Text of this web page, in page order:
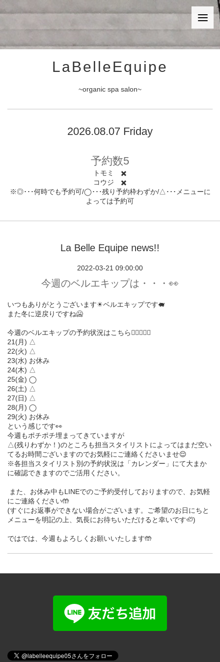
LaBelleEquipe
~organic spa salon~
2026.08.07 Friday
予約数5
トモミ ✖️
コウジ ✖️
※◎･･･何時でも予約可/◯･･･残り予約枠わずか/△･･･メニューに
よっては予約可
La Belle Equipe news!!
2022-03-21 09:00:00
今週のベルエキップは・・・👀
いつもありがとうございます☀︎ベルエキップです🐖
また冬に逆戻りですね🥶
今週のベルエキップの予約状況はこちら💁🏻‍♀️💁‍♂️
21(月) △
22(火) △
23(水) お休み
24(木) △
25(金) ◯
26(土) △
27(日) △
28(月) ◯
29(火) お休み
という感じです👀
今週もポチポチ埋まってきていますが
△(残りわずか！)のところも担当スタイリストによってはまだ空い
てるお時間ございますのでお気軽にご連絡くださいませ😌
※各担当スタイリスト別の予約状況は「カレンダー」にて大まか
に確認できますのでご活用ください。
また、お休み中もLINEでのご予約受付しておりますので、お気軽
にご連絡ください🤲
(すぐにお返事ができない場合がございます。ご希望のお日にちと
メニューを明記の上、気長にお待ちいただけると幸いです🦥)
ではでは、今週もよろしくお願いいたします🤲